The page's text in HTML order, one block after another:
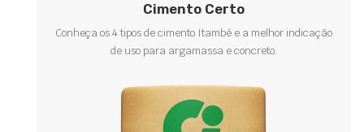
Cimento Certo
Conheça os 4 tipos de cimento Itambé e a melhor indicação
de uso para argamassa e concreto.